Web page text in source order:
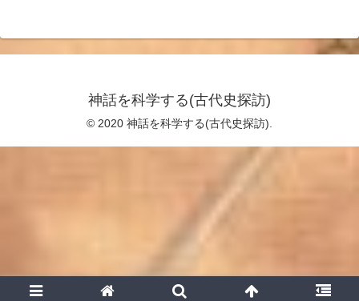
神話を科学する(古代史探訪)
© 2020 神話を科学する(古代史探訪).